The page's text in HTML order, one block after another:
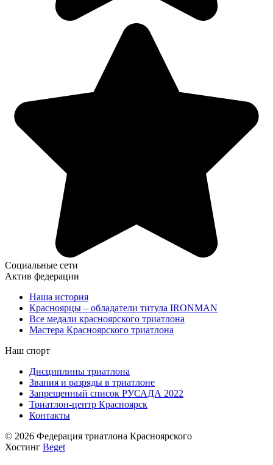
Социальные сети
Актив федерации
Наша история
Красноярцы – обладатели титула IRONMAN
Все медали красноярского триатлона
Мастера Красноярского триатлона
Наш спорт
Дисциплины триатлона
Звания и разряды в триатлоне
Запрещенный список РУСАДА 2022
Триатлон-центр Красноярск
Контакты
© 2026 Федерация триатлона Красноярского
Хостинг Beget